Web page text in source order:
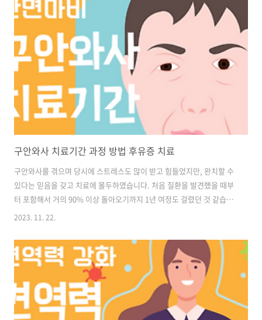
같은 경우엔 대상포진으로 인한 후유증이 원인이었던 것 같습니다. 지금
은 거의 완치하여 일상적으로 평범한 나날을 보내고 있습니다. 제가 겪었
던 병원 이곳저곳을 다니면서 치료한 이야기를 들려드릴까 합니다. 구안
와사란? 얼굴에서 입과 눈쪽 주변의 근육이 마비되면서 삐뚤어지는 질환
입니다. 대체로 ..
구안와사 치료기간 과정 방법 후유증 치료
구안와사를 겪으며 당시에 스트레스도 많이 받고 힘들었지만, 완치할 수
있다는 믿음을 갖고 치료에 몰두하였습니다. 처음 질환을 발견했을 때부
터 포함해서 거의 90% 이상 돌아오기까지 1년 여정도 걸렸던 것 같습니
다. 그 치료과정 길지 않게 알려드리겠습니다. 목차 1. 치료기간 2. 진료
구안와사 현재는 완치했다고 봅니다. 사실 처음에 병원에 다닐때 신경과
에서는 아마 98% 정도 돌아올 것이다, 2% 정도는 안 돌아올 것이라고
말씀하셨습니다. 그래도 그때는 그게 어디냐는 생각이었던 것 같습니다.
현재는 몇 년이 지나긴 했지만 99% 돌아왔으니 완치라고 해도 괜찮겠습
니다. 1%는 뭐냐면... 남은 모르지만 나만 느끼는 그 무언가가 있습니..
2023. 11. 22.